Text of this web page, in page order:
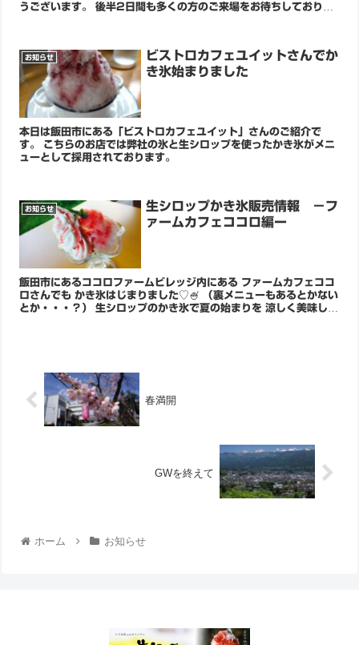
うございます。 後半2日間も多くの方のご来場をお待ちしておりま
お知らせ
ビストロカフェユイットさんでか
き氷始まりました
本日は飯田市にある「ビストロカフェユイット」さんのご紹介で
す。 こちらのお店では弊社の氷と生シロップを使ったかき氷がメニ
ューとして採用されております。
お知らせ
生シロップかき氷販売情報 －フ
ァームカフェココロ編ー
飯田市にあるココロファームビレッジ内にある ファームカフェココ
ロさんでも かき氷はじまりました♡🍧 （裏メニューもあるとかない
とか・・・？） 生シロップのかき氷で夏の始まりを 涼しく美味しく
春満開
GWを終えて
ホーム お知らせ